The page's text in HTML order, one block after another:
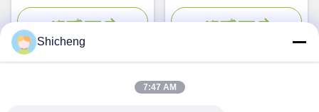
মেশিন
এখন চ্যাট করুন
এখন চ্যাট করুন
Shicheng
7:47 AM